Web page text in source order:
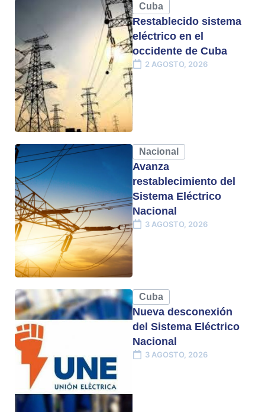
Cuba
Restablecido sistema
eléctrico en el
occidente de Cuba
2 AGOSTO, 2026
Nacional
Avanza
restablecimiento del
Sistema Eléctrico
Nacional
3 AGOSTO, 2026
Cuba
Nueva desconexión
del Sistema Eléctrico
Nacional
3 AGOSTO, 2026